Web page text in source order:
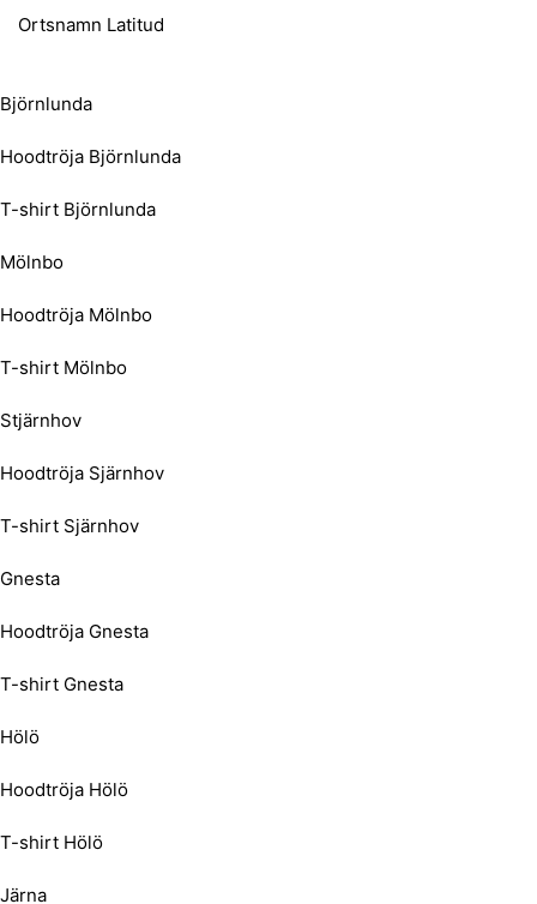
Ortsnamn Latitud
Björnlunda
Hoodtröja Björnlunda
T-shirt Björnlunda
Mölnbo
Hoodtröja Mölnbo
T-shirt Mölnbo
Stjärnhov
Hoodtröja Sjärnhov
T-shirt Sjärnhov
Gnesta
Hoodtröja Gnesta
T-shirt Gnesta
Hölö
Hoodtröja Hölö
T-shirt Hölö
Järna